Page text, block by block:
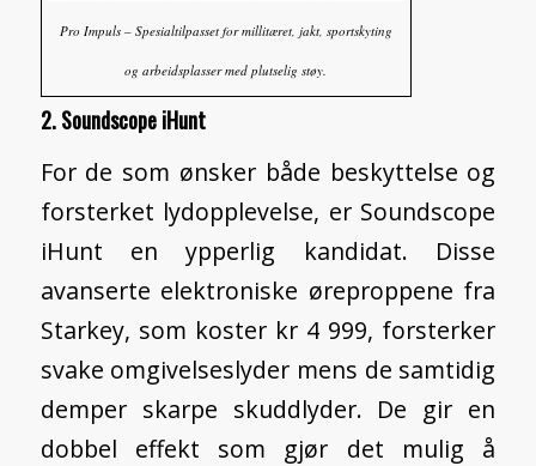
Pro Impuls – Spesialtilpasset for millitæret, jakt, sportskyting
og arbeidsplasser med plutselig støy.
2. Soundscope iHunt
For de som ønsker både beskyttelse og
forsterket lydopplevelse, er Soundscope
iHunt en ypperlig kandidat. Disse
avanserte elektroniske øreproppene fra
Starkey, som koster kr 4 999, forsterker
svake omgivelseslyder mens de samtidig
demper skarpe skuddlyder. De gir en
dobbel effekt som gjør det mulig å